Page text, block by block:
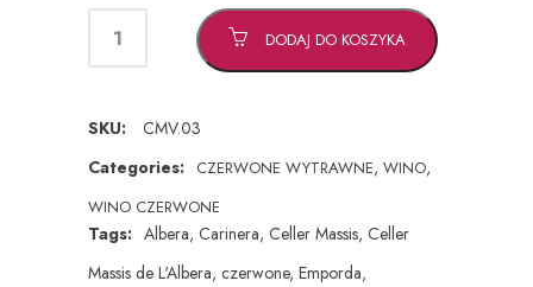
DODAJ DO KOSZYKA
SKU:
CMV.03
Categories: CZERWONE WYTRAWNE, WINO,
WINO CZERWONE
Tags: Albera, Carinera, Celler Massis, Celler
Massis de L'Albera, czerwone, Emporda,